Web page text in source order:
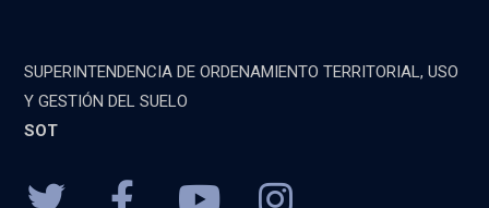
SUPERINTENDENCIA DE ORDENAMIENTO TERRITORIAL, USO
Y GESTIÓN DEL SUELO
SOT